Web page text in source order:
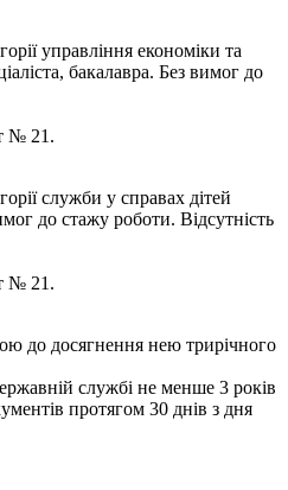
управління економіки та
бакалавра. Без вимог до
№ 21.
служби у справах дітей
до стажу роботи. Відсутність
№ 21.
до досягнення нею трирічного
службі не менше 3 років
протягом 30 днів з дня